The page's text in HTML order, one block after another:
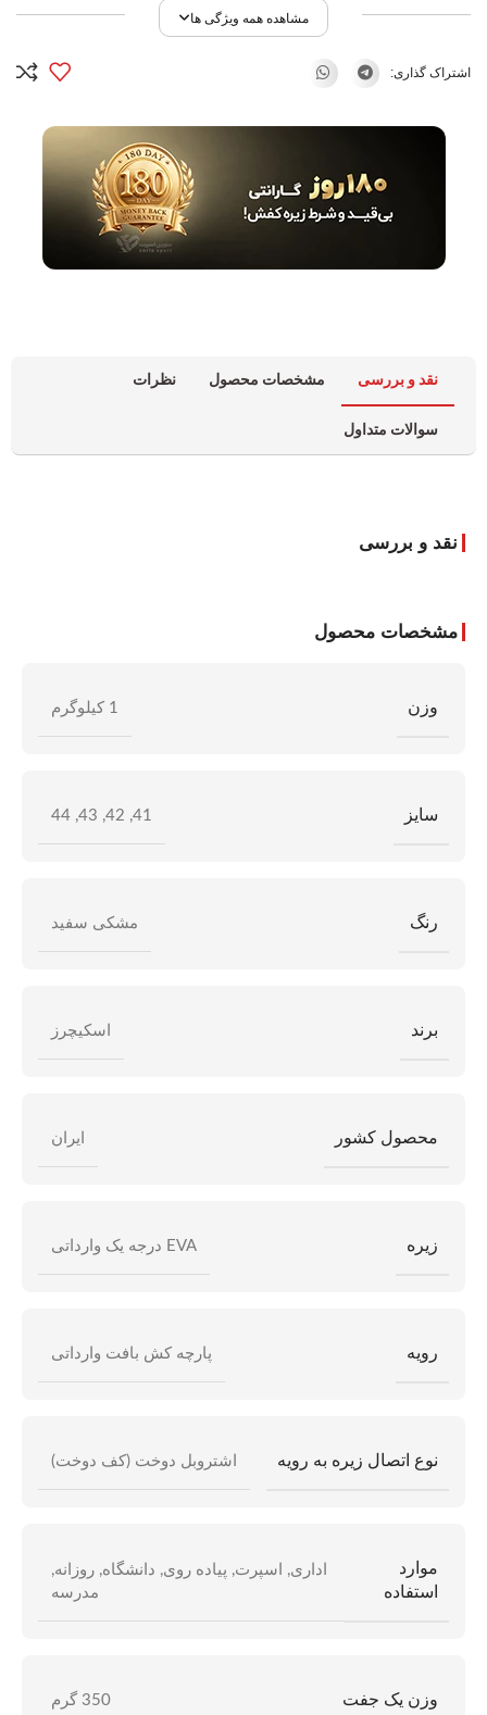
مشاهده همه ویژگی ها
اشتراک گذاری:
نقد و بررسی مشخصات محصول نظرات
سوالات متداول
نقد و بررسی
مشخصات محصول
وزن 1 کیلوگرم
سایز 41
,
42
,
43
,
44
رنگ مشکی سفید
برند اسکیچرز
محصول کشور ایران
زیره EVA درجه یک وارداتی
رویه پارچه کش بافت وارداتی
نوع اتصال زیره به رویه اشتروبل دوخت (کف دوخت)
موارد
استفاده
اداری, اسپرت, پیاده روی, دانشگاه, روزانه,
مدرسه
وزن یک جفت 350 گرم